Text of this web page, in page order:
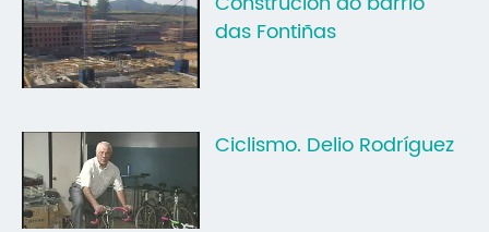
das Fontiñas
Ciclismo. Delio Rodríguez